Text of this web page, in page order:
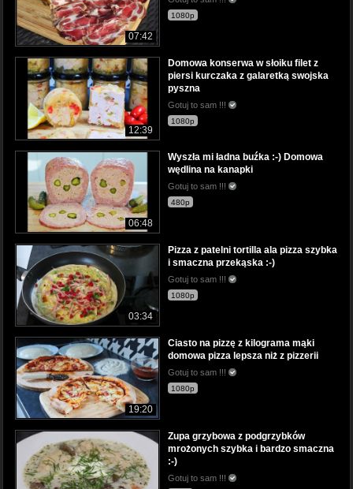
07:42
1080p
12:39
Domowa konserwa w słoiku filet z
piersi kurczaka z galaretką swojska
pyszna
Gotuj to sam !!!
1080p
06:48
Wyszła mi ładna buźka :-) Domowa
wędlina na kanapki
Gotuj to sam !!!
480p
03:34
Pizza z patelni tortilla ala pizza szybka
i smaczna przekąska :-)
Gotuj to sam !!!
1080p
19:20
Ciasto na pizzę z kilograma mąki
domowa pizza lepsza niż z pizzerii
Gotuj to sam !!!
1080p
Zupa grzybowa z podgrzybków
mrożonych szybka i bardzo smaczna
:-)
Gotuj to sam !!!